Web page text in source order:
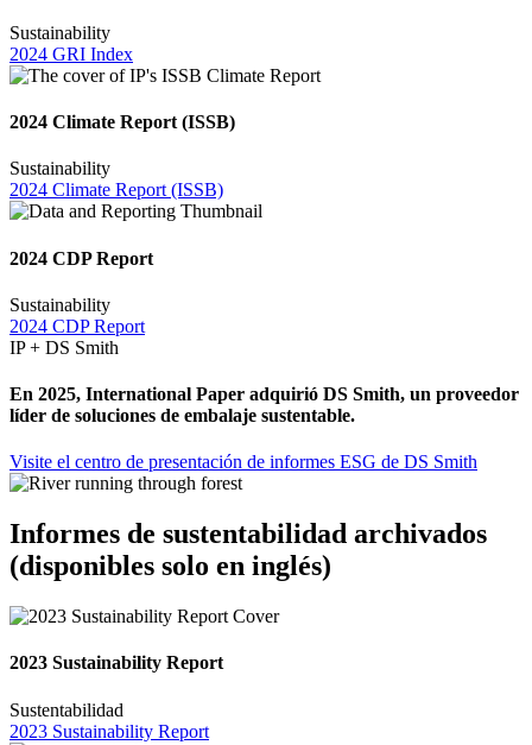
Sustainability
2024 GRI Index
2024 Climate Report (ISSB)
Sustainability
2024 Climate Report (ISSB)
2024 CDP Report
Sustainability
2024 CDP Report
IP + DS Smith
En 2025, International Paper adquirió DS Smith, un proveedor
líder de soluciones de embalaje sustentable.
Visite el centro de presentación de informes ESG de DS Smith
Informes de sustentabilidad archivados
(disponibles solo en inglés)
2023 Sustainability Report
Sustentabilidad
2023 Sustainability Report